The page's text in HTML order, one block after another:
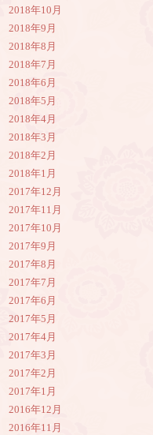
2018年10月
2018年9月
2018年8月
2018年7月
2018年6月
2018年5月
2018年4月
2018年3月
2018年2月
2018年1月
2017年12月
2017年11月
2017年10月
2017年9月
2017年8月
2017年7月
2017年6月
2017年5月
2017年4月
2017年3月
2017年2月
2017年1月
2016年12月
2016年11月